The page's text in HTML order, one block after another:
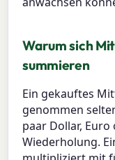
Warum sich
summieren
Ein gekauftes
genommen
paar Dollar,
Wiederholung.